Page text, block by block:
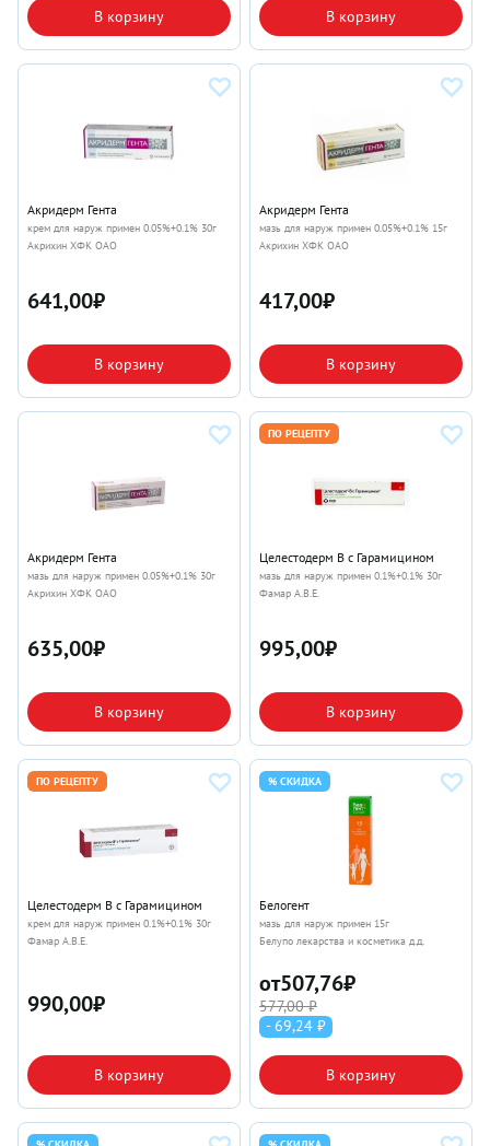
В корзину В корзину
Акридерм Гента
крем для наруж примен 0.05%+0.1% 30г
Акрихин ХФК ОАО
641,00₽
В корзину
Акридерм Гента
мазь для наруж примен 0.05%+0.1% 15г
Акрихин ХФК ОАО
417,00₽
В корзину
Акридерм Гента
мазь для наруж примен 0.05%+0.1% 30г
Акрихин ХФК ОАО
635,00₽
В корзину
ПО РЕЦЕПТУ
Целестодерм В с Гарамицином
мазь для наруж примен 0.1%+0.1% 30г
Фамар А.В.Е.
995,00₽
В корзину
ПО РЕЦЕПТУ
Целестодерм В с Гарамицином
крем для наруж примен 0.1%+0.1% 30г
Фамар А.В.Е.
990,00₽
В корзину
% СКИДКА
Белогент
мазь для наруж примен 15г
Белупо лекарства и косметика д.д.
от507,76₽
577,00 ₽
- 69,24 ₽
В корзину